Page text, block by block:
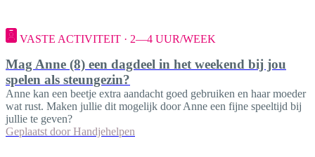
VASTE ACTIVITEIT · 2—4 UUR/WEEK
Mag Anne (8) een dagdeel in het weekend bij jou
spelen als steungezin?
Anne kan een beetje extra aandacht goed gebruiken en haar moeder
wat rust. Maken jullie dit mogelijk door Anne een fijne speeltijd bij
jullie te geven?
Geplaatst door Handjehelpen